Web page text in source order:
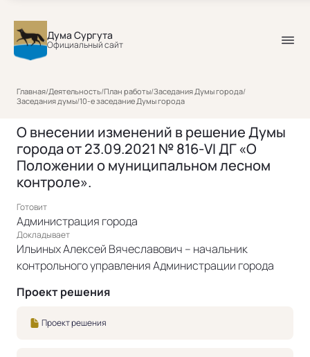
Дума Сургута
Официальный сайт
Главная/Деятельность/План работы/Заседания Думы города/
Заседания думы/10-е заседание Думы города
О внесении изменений в решение Думы
города от 23.09.2021 № 816-VI ДГ «О
Положении о муниципальном лесном
контроле».
Готовит
Администрация города
Докладывает
Ильиных Алексей Вячеславович – начальник
контрольного управления Администрации города
Проект решения
Проект решения